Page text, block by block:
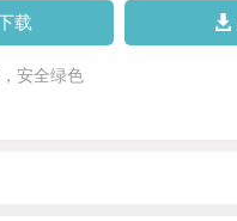
载
安全绿色